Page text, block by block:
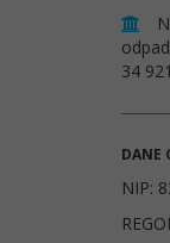
34
DANE
NIP: